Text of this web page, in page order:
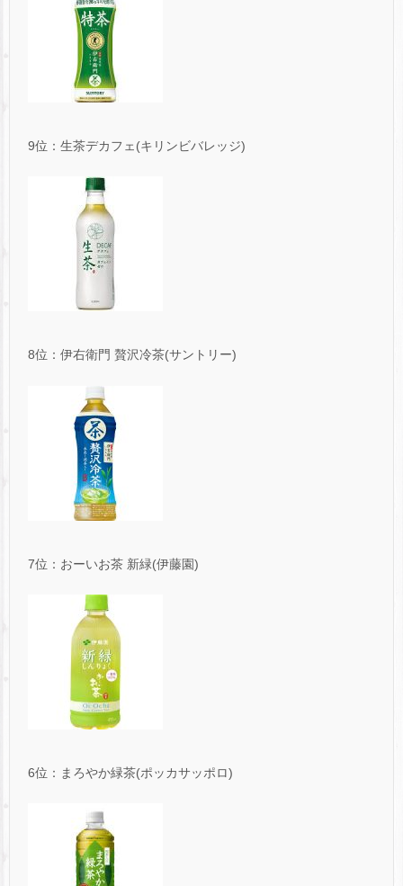
9位：生茶デカフェ(キリンビバレッジ)
8位：伊右衛門 贅沢冷茶(サントリー)
7位：おーいお茶 新緑(伊藤園)
6位：まろやか緑茶(ポッカサッポロ)